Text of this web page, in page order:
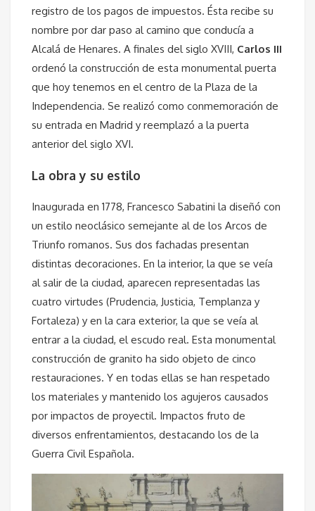
registro de los pagos de impuestos. Ésta recibe su
nombre por dar paso al camino que conducía a
Alcalá de Henares. A finales del siglo XVIII, Carlos III
ordenó la construcción de esta monumental puerta
que hoy tenemos en el centro de la Plaza de la
Independencia. Se realizó como conmemoración de
su entrada en Madrid y reemplazó a la puerta
anterior del siglo XVI.
La obra y su estilo
Inaugurada en 1778, Francesco Sabatini la diseñó con
un estilo neoclásico semejante al de los Arcos de
Triunfo romanos. Sus dos fachadas presentan
distintas decoraciones. En la interior, la que se veía
al salir de la ciudad, aparecen representadas las
cuatro virtudes (Prudencia, Justicia, Templanza y
Fortaleza) y en la cara exterior, la que se veía al
entrar a la ciudad, el escudo real. Esta monumental
construcción de granito ha sido objeto de cinco
restauraciones. Y en todas ellas se han respetado
los materiales y mantenido los agujeros causados
por impactos de proyectil. Impactos fruto de
diversos enfrentamientos, destacando los de la
Guerra Civil Española.